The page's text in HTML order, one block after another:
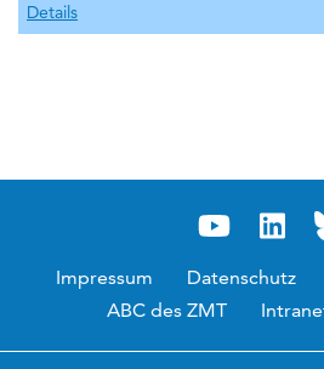
Details
Impressum Datenschutz
ABC des ZMT